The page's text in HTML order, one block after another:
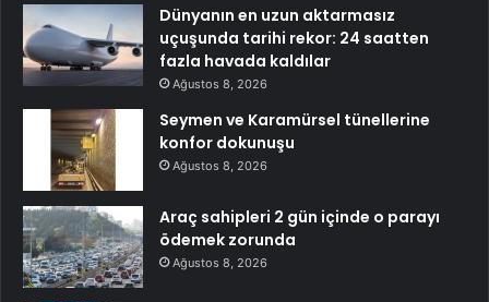
Dünyanın en uzun aktarmasız
uçuşunda tarihi rekor: 24 saatten
fazla havada kaldılar
Ağustos 8, 2026
Seymen ve Karamürsel tünellerine
konfor dokunuşu
Ağustos 8, 2026
Araç sahipleri 2 gün içinde o parayı
ödemek zorunda
Ağustos 8, 2026